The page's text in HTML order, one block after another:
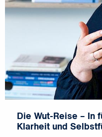
Die Wut-Reise – In
Klarheit und